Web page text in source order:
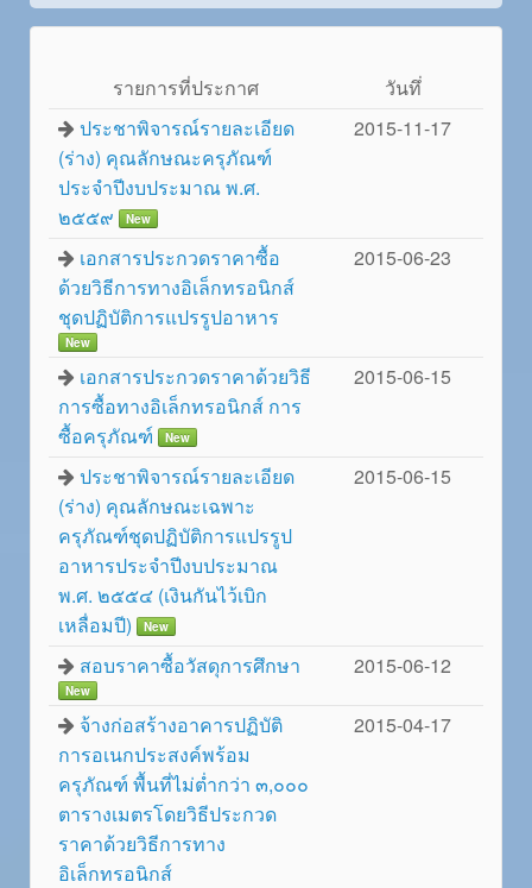
รายการที่ประกาศ
วันทึ่
ประชาพิจารณ์รายละเอียด
(ร่าง) คุณลักษณะครุภัณฑ์
ประจำปีงบประมาณ พ.ศ.
๒๕๕๙
New
2015-11-17
เอกสารประกวดราคาซื้อ
ด้วยวิธีการทางอิเล็กทรอนิกส์
ชุดปฏิบัติการแปรรูปอาหาร
New
2015-06-23
เอกสารประกวดราคาด้วยวิธี
การซื้อทางอิเล็กทรอนิกส์ การ
ซื้อครุภัณฑ์
New
2015-06-15
ประชาพิจารณ์รายละเอียด
(ร่าง) คุณลักษณะเฉพาะ
ครุภัณฑ์ชุดปฏิบัติการแปรรูป
อาหารประจำปีงบประมาณ
พ.ศ. ๒๕๕๔ (เงินกันไว้เบิก
เหลื่อมปี)
New
2015-06-15
สอบราคาซื้อวัสดุการศึกษา
New
2015-06-12
จ้างก่อสร้างอาคารปฏิบัติ
การอเนกประสงค์พร้อม
ครุภัณฑ์ พื้นที่ไม่ต่ำกว่า ๓,๐๐๐
ตารางเมตรโดยวิธีประกวด
ราคาด้วยวิธีการทาง
อิเล็กทรอนิกส์
2015-04-17